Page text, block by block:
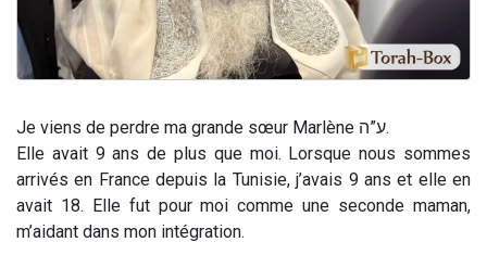
‎Je viens de perdre ma grande sœur Marlène ע”ה.
Elle avait 9 ans de plus que moi. Lorsque nous sommes
arrivés en France depuis la Tunisie, j’avais 9 ans et elle en
avait 18. Elle fut pour moi comme une seconde maman,
m’aidant dans mon intégration.